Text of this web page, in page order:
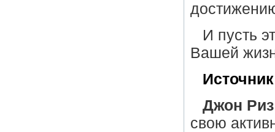
И пусть
Вашей
Джон Риз
свою